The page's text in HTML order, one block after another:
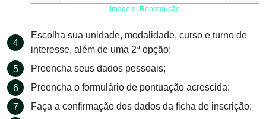
Imagem: Reprodução
Escolha sua unidade, modalidade, curso e turno de
interesse, além de uma 2ª opção;
Preencha seus dados pessoais;
Preencha o formulário de pontuação acrescida;
Faça a confirmação dos dados da ficha de inscrição;